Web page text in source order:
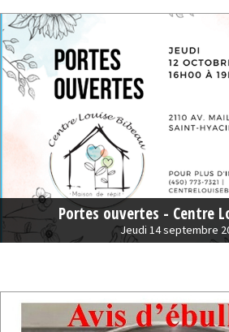
Portes ouvertes - Centre
Jeudi 14 septembre